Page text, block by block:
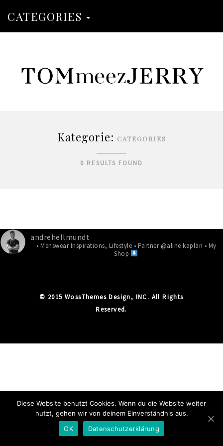
CATEGORIES
Kategorie: CATEGORIES
0 RESULTS FOUND
andrehellmundt
• Menswear Inspirations, Lifestyle • Partner @aline.kaplan • My
Shop
© 2015 WossThemes Design, INC. All Rights
Reserved.
Diese Website benutzt Cookies. Wenn du die Website weiter
nutzt, gehen wir von deinem Einverständnis aus.
OK
Datenschutzerklärung